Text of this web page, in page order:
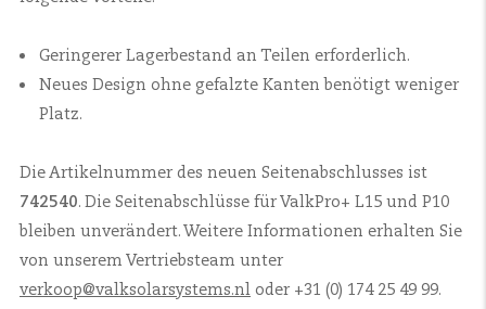
Geringerer Lagerbestand an Teilen erforderlich.
Neues Design ohne gefalzte Kanten benötigt weniger
Platz.
Die Artikelnummer des neuen Seitenabschlusses ist
742540. Die Seitenabschlüsse für ValkPro+ L15 und P10
bleiben unverändert. Weitere Informationen erhalten Sie
von unserem Vertriebsteam unter
verkoop@valksolarsystems.nl
oder +31 (0) 174 25 49 99.